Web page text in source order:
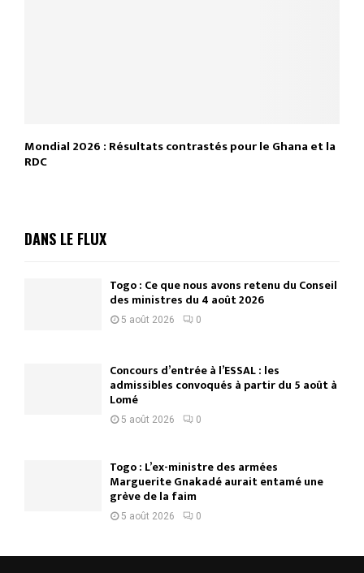
Mondial 2026 : Résultats contrastés pour le Ghana et la
RDC
DANS LE FLUX
Togo : Ce que nous avons retenu du Conseil
des ministres du 4 août 2026
5 août 2026 0
Concours d’entrée à l’ESSAL : les
admissibles convoqués à partir du 5 août à
Lomé
5 août 2026 0
Togo : L’ex-ministre des armées
Marguerite Gnakadé aurait entamé une
grève de la faim
5 août 2026 0